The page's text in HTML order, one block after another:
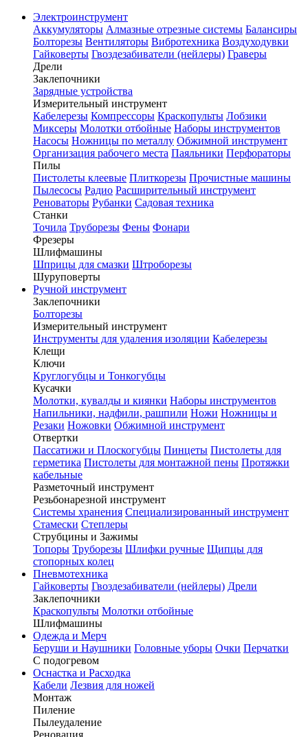
Электроинструмент
Аккумуляторы Алмазные отрезные системы Балансиры
Болторезы Вентиляторы Вибротехника Воздуходувки
Гайковерты Гвоздезабиватели (нейлеры) Граверы
Дрели
Заклепочники
Зарядные устройства
Измерительный инструмент
Кабелерезы Компрессоры Краскопульты Лобзики
Миксеры Молотки отбойные Наборы инструментов
Насосы Ножницы по металлу Обжимной инструмент
Организация рабочего места Паяльники Перфораторы
Пилы
Пистолеты клеевые Плиткорезы Прочистные машины
Пылесосы Радио Расширительный инструмент
Реноваторы Рубанки Садовая техника
Станки
Точила Труборезы Фены Фонари
Фрезеры
Шлифмашины
Шприцы для смазки Штроборезы
Шуруповерты
Ручной инструмент
Заклепочники
Болторезы
Измерительный инструмент
Инструменты для удаления изоляции Кабелерезы
Клещи
Ключи
Круглогубцы и Тонкогубцы
Кусачки
Молотки, кувалды и киянки Наборы инструментов
Напильники, надфили, рашпили Ножи Ножницы и
Резаки Ножовки Обжимной инструмент
Отвертки
Пассатижи и Плоскогубцы Пинцеты Пистолеты для
герметика Пистолеты для монтажной пены Протяжки
кабельные
Разметочный инструмент
Резьбонарезной инструмент
Системы хранения Специализированный инструмент
Стамески Степлеры
Струбцины и Зажимы
Топоры Труборезы Шлифки ручные Щипцы для
стопорных колец
Пневмотехника
Гайковерты Гвоздезабиватели (нейлеры) Дрели
Заклепочники
Краскопульты Молотки отбойные
Шлифмашины
Одежда и Мерч
Беруши и Наушники Головные уборы Очки Перчатки
С подогревом
Оснастка и Расходка
Кабели Лезвия для ножей
Монтаж
Пиление
Пылеудаление
Реновация